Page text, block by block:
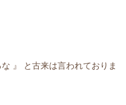
』 と古来は言われておりま